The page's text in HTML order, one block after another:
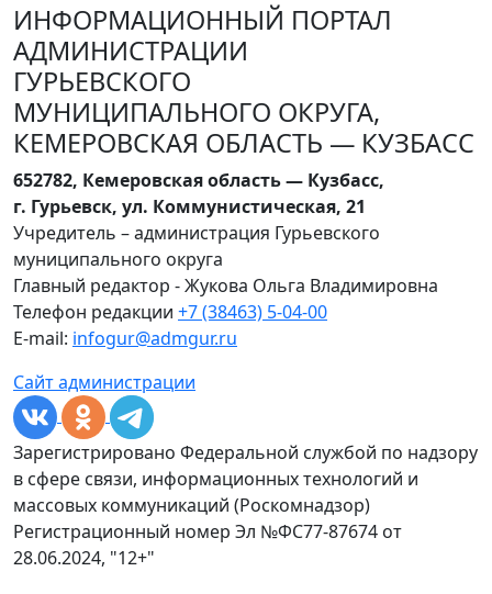
ИНФОРМАЦИОННЫЙ ПОРТАЛ
АДМИНИСТРАЦИИ
ГУРЬЕВСКОГО
МУНИЦИПАЛЬНОГО ОКРУГА,
КЕМЕРОВСКАЯ ОБЛАСТЬ — КУЗБАСС
652782, Кемеровская область — Кузбасс,
г. Гурьевск, ул. Коммунистическая, 21
Учредитель – администрация Гурьевского
муниципального округа
Главный редактор - Жукова Ольга Владимировна
Телефон редакции +7 (38463) 5-04-00
E-mail: infogur@admgur.ru
Сайт администрации
Зарегистрировано Федеральной службой по надзору
в сфере связи, информационных технологий и
массовых коммуникаций (Роскомнадзор)
Регистрационный номер Эл №ФС77-87674 от
28.06.2024, "12+"